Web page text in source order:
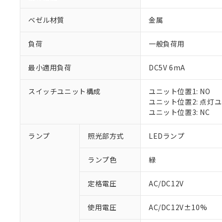
ベゼル材質 金属
負荷 一般負荷用
最小適用負荷 DC5V 6mA
スイッチユニット構成
ユニット位置1: NO
ユニット位置2: 点灯
ユニット位置3: NC
ランプ 照光部方式 LEDランプ
ランプ色 緑
定格電圧 AC/DC12V
使用電圧 AC/DC12V±10%
※1 対応状況